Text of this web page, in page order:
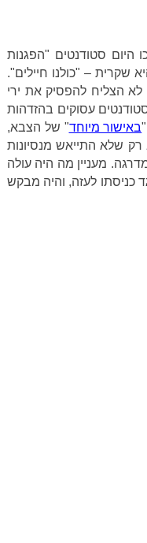
סטודנטים "הפגנות
– "כולנו חיילים".
הצליח להפסיק את ירי
עסוקים בהזדהות
באישור מיוחד" של הצבא,
שלא התייאש מנסיונות
מעניין מה היה עולה
כניסתו לעזה, והיה מבקש